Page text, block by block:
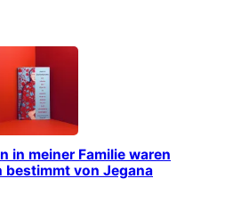
in meiner Familie waren
bestimmt von Jegana